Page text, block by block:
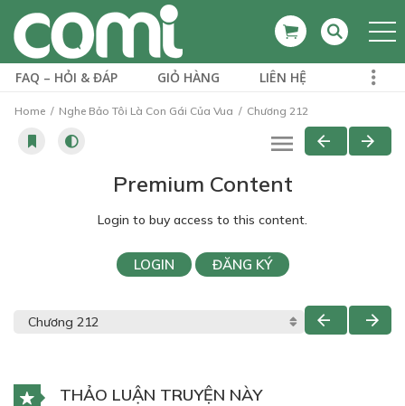
FAQ – HỎI & ĐÁP GIỎ HÀNG LIÊN HỆ
Home Nghe Bảo Tôi Là Con Gái Của Vua Chương 212
Premium Content
Login to buy access to this content.
LOGIN ĐĂNG KÝ
THẢO LUẬN TRUYỆN NÀY